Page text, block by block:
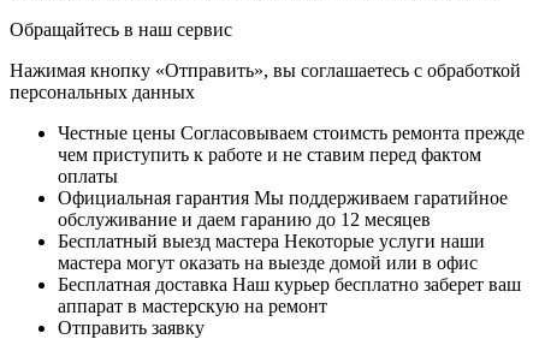
Обращайтесь в наш сервис
Нажимая кнопку «Отправить», вы соглашаетесь с обработкой
персональных данных
Честные цены Согласовываем стоимсть ремонта прежде
чем приступить к работе и не ставим перед фактом
оплаты
Официальная гарантия Мы поддерживаем гаратийное
обслуживание и даем гаранию до 12 месяцев
Бесплатный выезд мастера Некоторые услуги наши
мастера могут оказать на выезде домой или в офис
Бесплатная доставка Наш курьер бесплатно заберет ваш
аппарат в мастерскую на ремонт
Отправить заявку